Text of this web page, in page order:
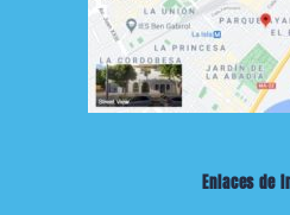
Enlaces de